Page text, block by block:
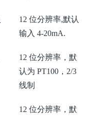
12 位分辨率,默认
输入 4-20mA.
12 位分辨率，默
认为 PT100，2/3
线制
12 位分辨率，默